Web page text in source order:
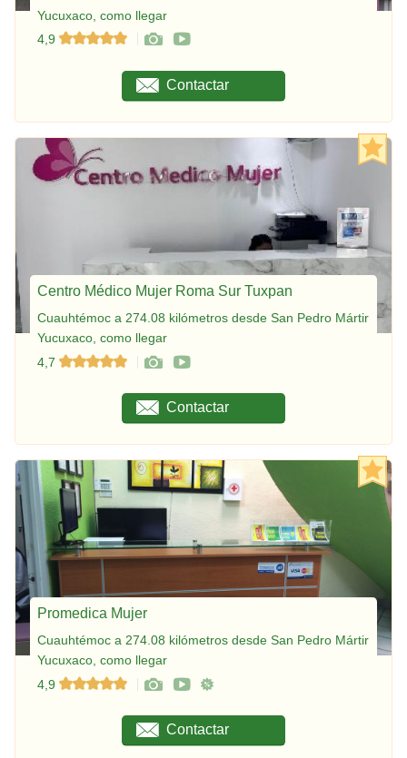
Yucuxaco, como llegar
4,9
Contactar
Centro Médico Mujer Roma Sur Tuxpan
Cuauhtémoc a 274.08 kilómetros desde San Pedro Mártir
Yucuxaco, como llegar
4,7
Contactar
Promedica Mujer
Cuauhtémoc a 274.08 kilómetros desde San Pedro Mártir
Yucuxaco, como llegar
4,9
Contactar